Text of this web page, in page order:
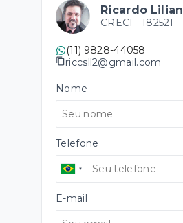
Ricardo Lilian
CRECI - 182521
(11) 9828-44058
riccsll2@gmail.com
Nome
Telefone
E-mail